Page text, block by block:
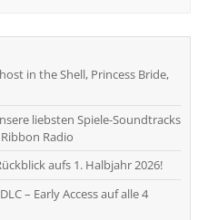
in the Shell, Princess Bride,
liebsten Spiele-Soundtracks
Radio
aufs 1. Halbjahr 2026!
– Early Access auf alle 4